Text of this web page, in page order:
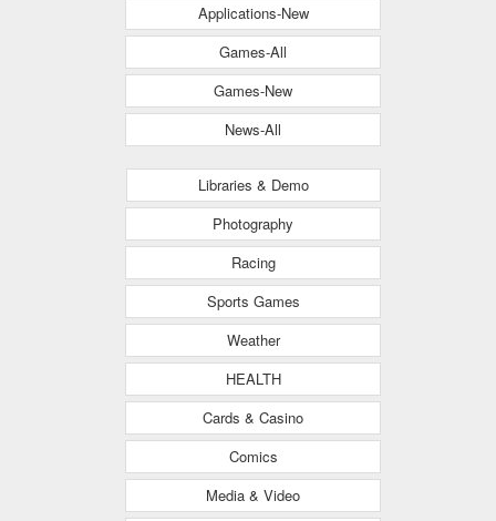
Applications-New
Games-All
Games-New
News-All
Libraries & Demo
Photography
Racing
Sports Games
Weather
HEALTH
Cards & Casino
Comics
Media & Video